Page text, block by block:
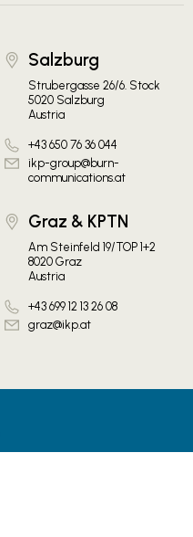
Salzburg
Strubergasse 26/6. Stock
5020 Salzburg
Austria
+43 650 76 36 044
ikp-group@burn-
communications.at
Graz & KPTN
Am Steinfeld 19/TOP 1+2
8020 Graz
Austria
+43 699 12 13 26 08
graz@ikp.at